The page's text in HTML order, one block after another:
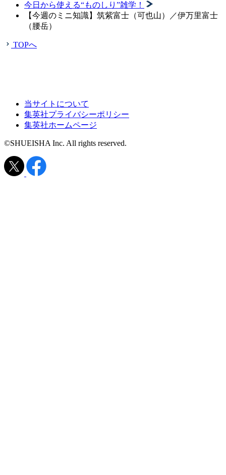
今日から使える“ものしり”雑学！
【今週のミニ知識】筑紫富士（可也山）／伊万里富士
（腰岳）
TOPへ
当サイトについて
集英社プライバシーポリシー
集英社ホームページ
©SHUEISHA Inc. All rights reserved.